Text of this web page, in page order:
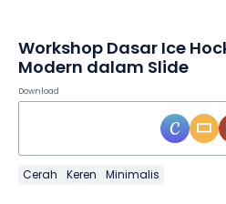
Workshop Dasar Ice
Modern dalam Slide
Download
Cerah Keren Minimalis